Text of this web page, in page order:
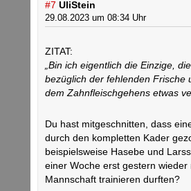
#7 UliStein
29.08.2023 um 08:34 Uhr
ZITAT:
„Bin ich eigentlich die Einzige,
bezüglich der fehlenden Frische
dem Zahnfleischgehens etwas
Du hast mitgeschnitten, dass
durch den kompletten Kader
beispielsweise Hasebe und
einer Woche erst gestern wieder
Mannschaft trainieren durften?